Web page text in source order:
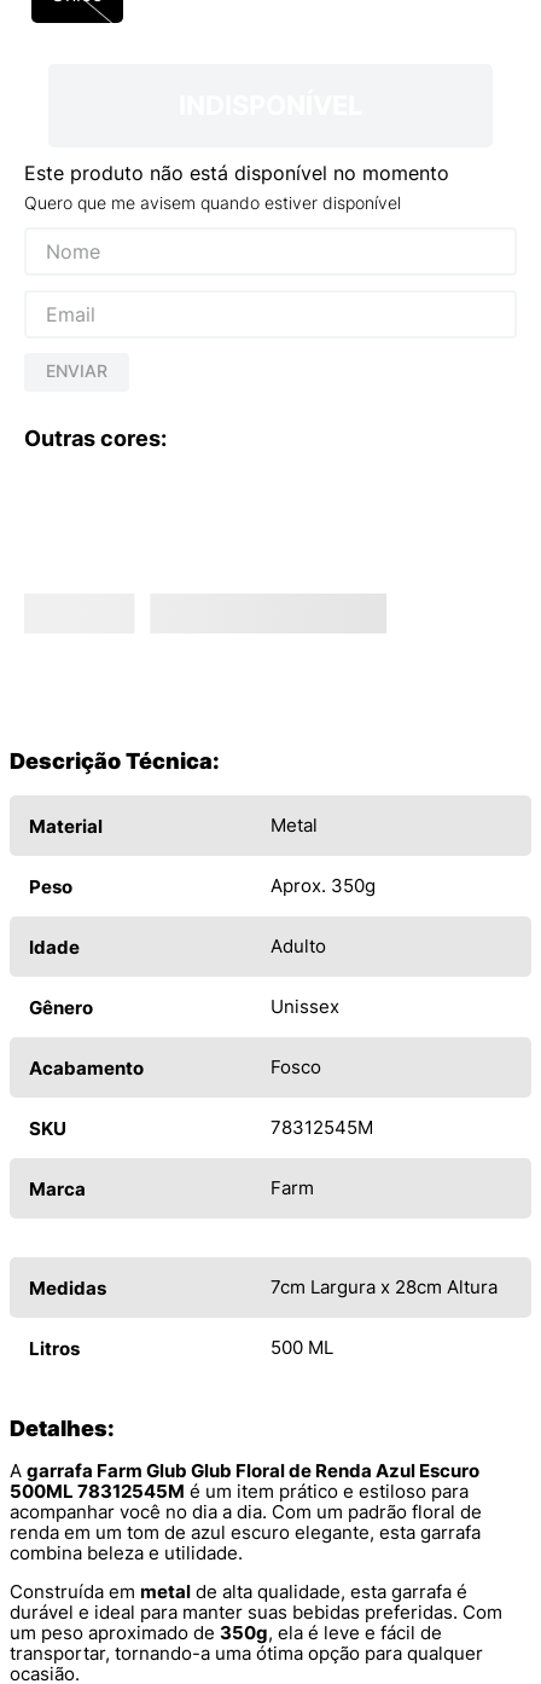
Este produto não está disponível no momento
Quero que me avisem quando estiver disponível
ENVIAR
Outras cores:
Descrição Técnica:
Material Metal
Peso Aprox. 350g
Idade Adulto
Gênero Unissex
Acabamento Fosco
SKU 78312545M
Marca Farm
Medidas 7cm Largura x 28cm Altura
Litros 500 ML
Detalhes:
A garrafa Farm Glub Glub Floral de Renda Azul Escuro
500ML 78312545M é um item prático e estiloso para
acompanhar você no dia a dia. Com um padrão floral de
renda em um tom de azul escuro elegante, esta garrafa
combina beleza e utilidade.
Construída em metal de alta qualidade, esta garrafa é
durável e ideal para manter suas bebidas preferidas. Com
um peso aproximado de 350g, ela é leve e fácil de
transportar, tornando-a uma ótima opção para qualquer
ocasião.
NEW 530